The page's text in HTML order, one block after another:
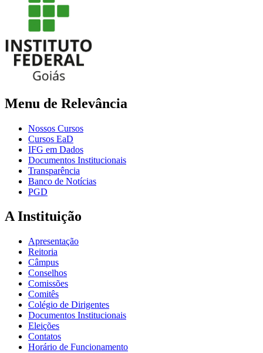
Menu de Relevância
Nossos Cursos
Cursos EaD
IFG em Dados
Documentos Institucionais
Transparência
Banco de Notícias
PGD
A Instituição
Apresentação
Reitoria
Câmpus
Conselhos
Comissões
Comitês
Colégio de Dirigentes
Documentos Institucionais
Eleições
Contatos
Horário de Funcionamento